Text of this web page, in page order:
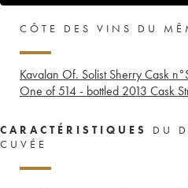
CÔTE DES VINS DU
Kavalan Of. Solist Sherry Cask
One of 514 - bottled 2013 Cask
CARACTÉRISTIQUES
DU
CUVÉE